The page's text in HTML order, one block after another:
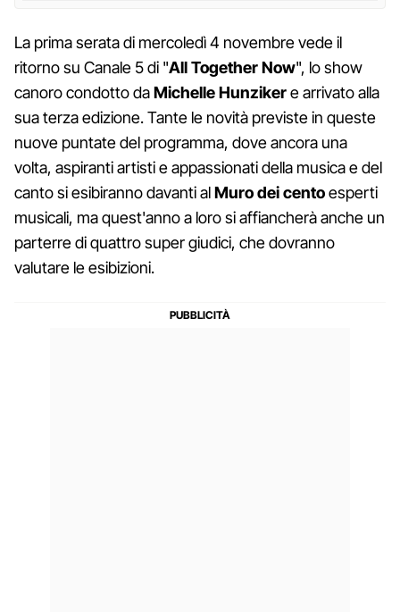
La prima serata di mercoledì 4 novembre vede il
ritorno su Canale 5 di "All Together Now", lo show
canoro condotto daMichelle Hunzikere arrivato alla
sua terza edizione. Tante le novità previste in queste
nuove puntate del programma, dove ancora una
volta, aspiranti artisti e appassionati della musica e del
canto si esibiranno davanti alMuro dei centoesperti
musicali, ma quest'anno a loro si affiancherà anche un
parterre di quattro super giudici, che dovranno
valutare le esibizioni.